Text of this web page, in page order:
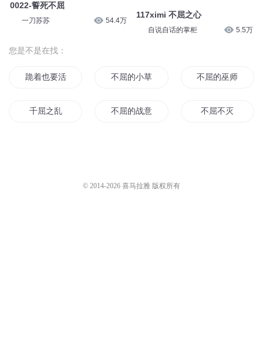
0022-誓死不屈
一刀苏苏 54.4万
117ximi 不屈之心
自说自话的掌柜 5.5万
您是不是在找：
跪着也要活着 不屈的小草 不屈的巫师们
千屈之乱 不屈的战意 不屈不灭
© 2014-2026 喜马拉雅 版权所有